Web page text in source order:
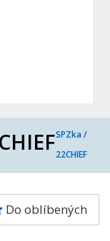
SPZka /
22CHIEF
Do oblíbených